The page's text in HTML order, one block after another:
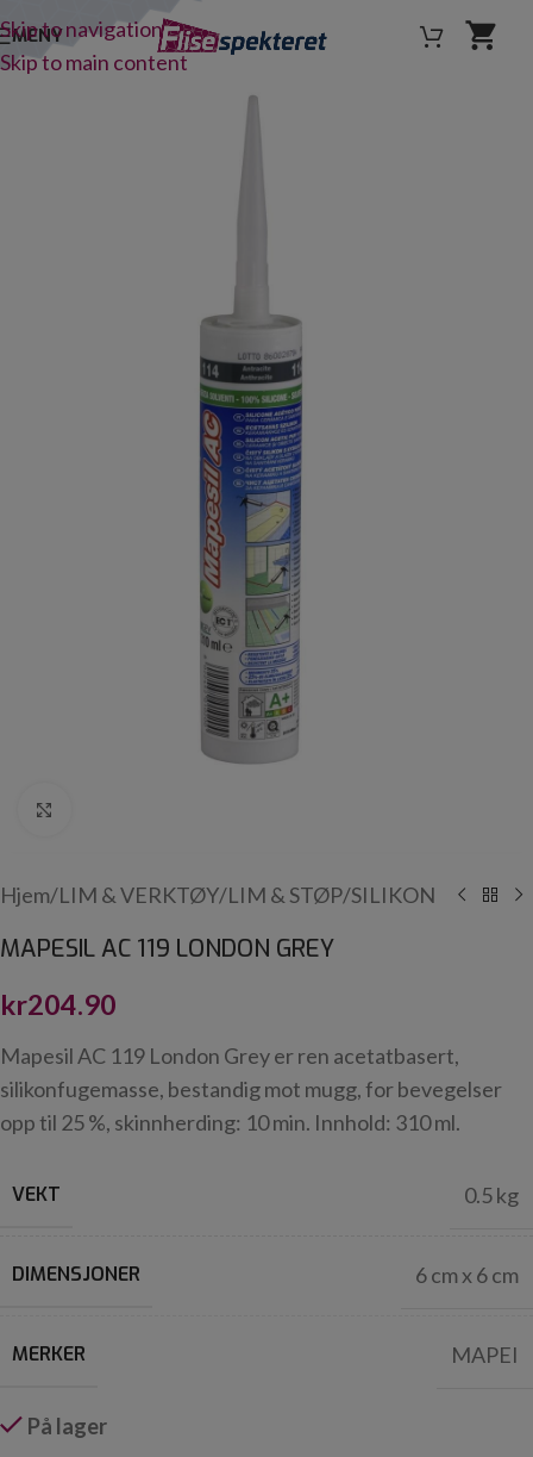
Skip to navigation
Skip to main content
MENY
Hjem/LIM & VERKTØY/LIM & STØP/SILIKON
MAPESIL AC 119 LONDON GREY
kr204.90
Mapesil AC 119 London Grey er ren acetatbasert,
silikonfugemasse, bestandig mot mugg, for bevegelser
opp til 25 %, skinnherding: 10 min. Innhold: 310 ml.
VEKT 0.5 kg
DIMENSJONER 6 cm x 6 cm
MERKER MAPEI
På lager